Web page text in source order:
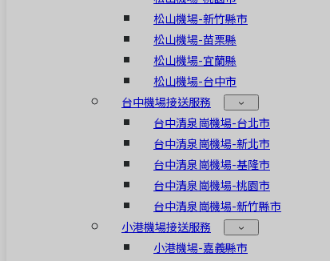
松山機場-新竹縣市
松山機場-苗栗縣
松山機場-宜蘭縣
松山機場-台中市
台中機場接送服務
台中清泉崗機場-台北市
台中清泉崗機場-新北市
台中清泉崗機場-基隆市
台中清泉崗機場-桃園市
台中清泉崗機場-新竹縣市
小港機場接送服務
小港機場-嘉義縣市